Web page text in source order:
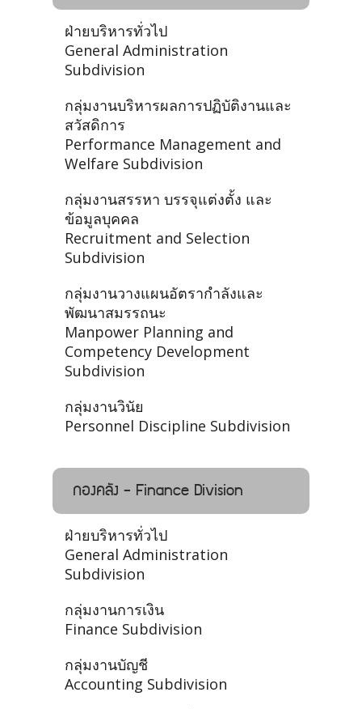
ฝ่ายบริหารทั่วไป
General Administration
Subdivision
กลุ่มงานบริหารผลการปฏิบัติงานและ
สวัสดิการ
Performance Management and
Welfare Subdivision
กลุ่มงานสรรหา บรรจุแต่งตั้ง และ
ข้อมูลบุคคล
Recruitment and Selection
Subdivision
กลุ่มงานวางแผนอัตรากำลังและ
พัฒนาสมรรถนะ
Manpower Planning and
Competency Development
Subdivision
กลุ่มงานวินัย
Personnel Discipline Subdivision
กองคลัง - Finance Division
ฝ่ายบริหารทั่วไป
General Administration
Subdivision
กลุ่มงานการเงิน
Finance Subdivision
กลุ่มงานบัญชี
Accounting Subdivision